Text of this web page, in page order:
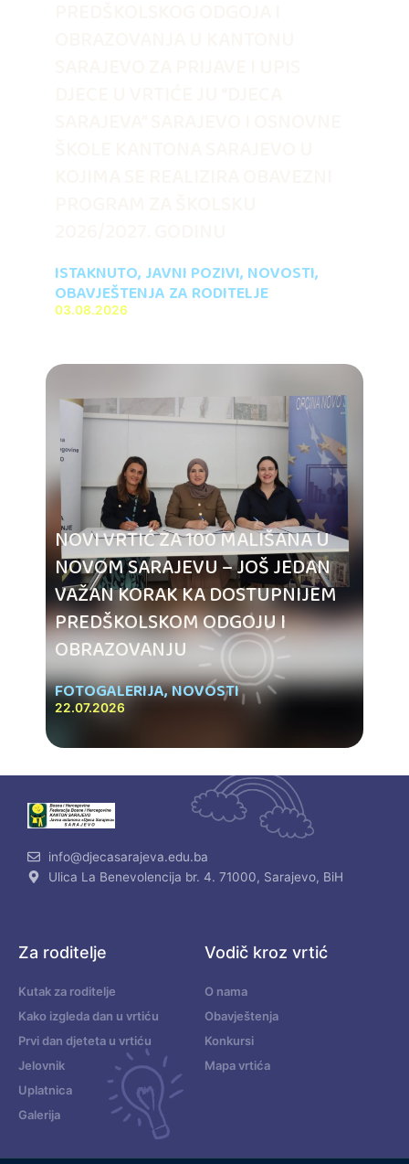
ISTAKNUTO, JAVNI POZIVI, NOVOSTI,
OBAVJEŠTENJA ZA RODITELJE
03.08.2026
NOVI VRTIĆ ZA 100 MALIŠANA U
NOVOM SARAJEVU – JOŠ JEDAN
VAŽAN KORAK KA DOSTUPNIJEM
PREDŠKOLSKOM ODGOJU I
OBRAZOVANJU
FOTOGALERIJA,NOVOSTI
22.07.2026
info@djecasarajeva.edu.ba
Ulica La Benevolencija br. 4. 71000, Sarajevo, BiH
Za roditelje
Kutak za roditelje
Kako izgleda dan u vrtiću
Prvi dan djeteta u vrtiću
Jelovnik
Uplatnica
Galerija
Vodič kroz vrtić
O nama
Obavještenja
Konkursi
Mapa vrtića